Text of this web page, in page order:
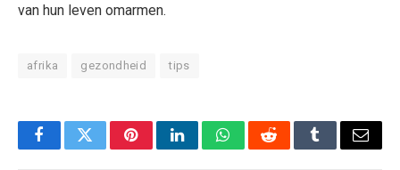
van hun leven omarmen.
afrika gezondheid tips
FacebookTwitterPinterestLinkedInWhatsAppRedditTumblrEmail